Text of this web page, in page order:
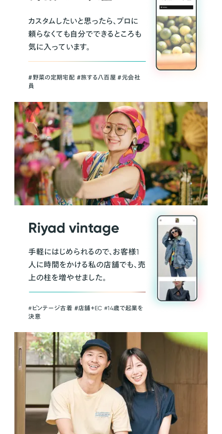
カスタムしたいと思ったら、プロに
頼らなくても自分でできるところも
気に入っています。
＃野菜の定期宅配 ＃旅する八百屋 ＃元会社
員
Riyad vintage
手軽にはじめられるので、お客様1
人に時間をかける私の店舗でも、売
上の柱を増やせました。
#ビンテージ古着 ＃店舗＋EC #14歳で起業を
決意